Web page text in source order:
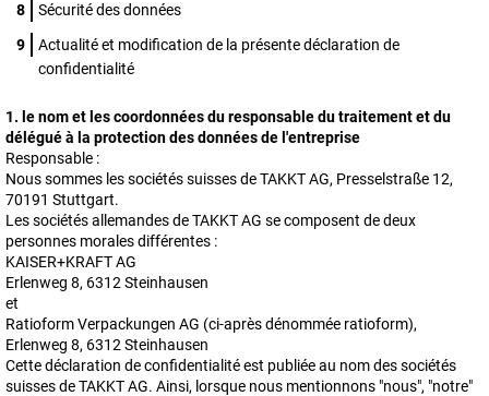
Sécurité des données
Actualité et modification de la présente déclaration de
confidentialité
1. le nom et les coordonnées du responsable du traitement et du
délégué à la protection des données de l'entreprise
Responsable :
Nous sommes les sociétés suisses de TAKKT AG, Presselstraße 12,
70191 Stuttgart.
Les sociétés allemandes de TAKKT AG se composent de deux
personnes morales différentes :
KAISER+KRAFT AG
Erlenweg 8, 6312 Steinhausen
et
Ratioform Verpackungen AG (ci-après dénommée ratioform),
Erlenweg 8, 6312 Steinhausen
Cette déclaration de confidentialité est publiée au nom des sociétés
suisses de TAKKT AG. Ainsi, lorsque nous mentionnons "nous", "notre"